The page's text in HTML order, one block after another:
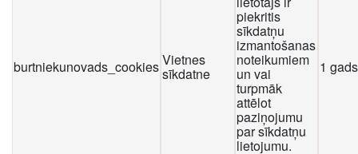
burtniekunovads_cookiesVietnes
sīkdatne
piekritis
sīkdatņu
izmantošanas
noteikumiem
un vai
turpmāk
attēlot
paziņojumu
par sīkdatņu
lietojumu.
1 gads